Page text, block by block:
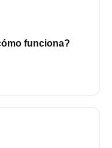
funciona?